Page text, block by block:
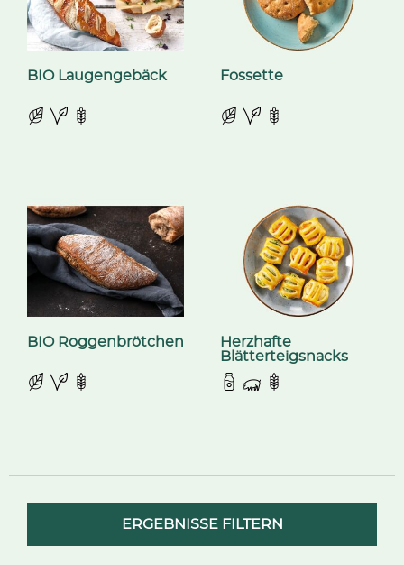
BIO Laugengebäck Fossette
BIO Roggenbrötchen
Herzhafte
Blätterteigsnacks
ERGEBNISSE FILTERN